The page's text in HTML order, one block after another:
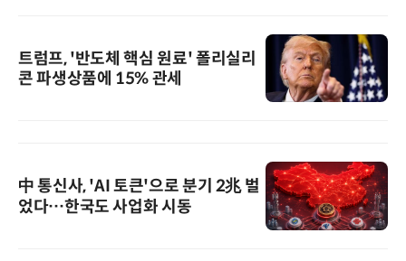
트럼프, '반도체 핵심 원료' 폴리실리
콘 파생상품에 15% 관세
中 통신사, 'AI 토큰'으로 분기 2兆 벌
었다…한국도 사업화 시동